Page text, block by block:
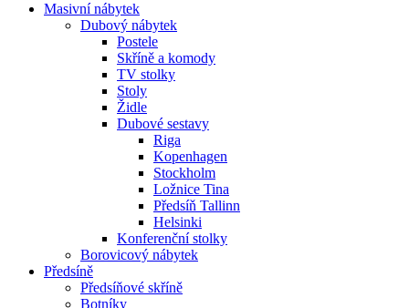
Masivní nábytek
Dubový nábytek
Postele
Skříně a komody
TV stolky
Stoly
Židle
Dubové sestavy
Riga
Kopenhagen
Stockholm
Ložnice Tina
Předsíň Tallinn
Helsinki
Konferenční stolky
Borovicový nábytek
Předsíně
Předsíňové skříně
Botníky